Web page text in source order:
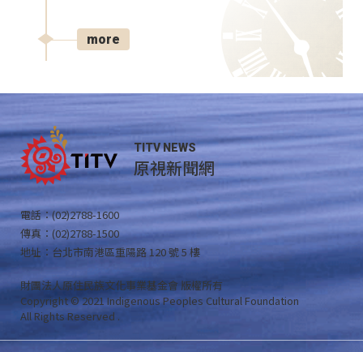
more
TITV NEWS
原視新聞網
電話：(02)2788-1600
傳真：(02)2788-1500
地址：台北市南港區重陽路 120 號 5 樓
財團法人原住民族文化事業基金會 版權所有
Copyright © 2021 Indigenous Peoples Cultural Foundation
All Rights Reserved .